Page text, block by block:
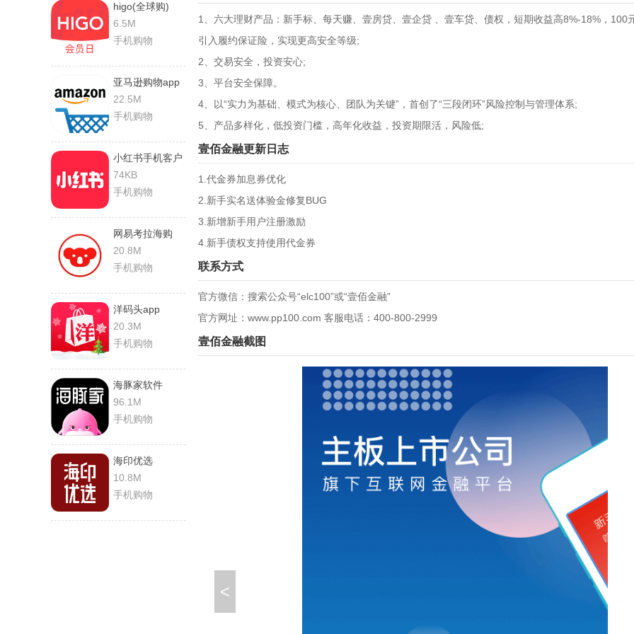
higo(全球购)
6.5M
手机购物
亚马逊购物app
22.5M
手机购物
小红书手机客户
端
74KB
手机购物
网易考拉海购
20.8M
手机购物
洋码头app
20.3M
手机购物
海豚家软件
96.1M
手机购物
海印优选
10.8M
手机购物
1、六大理财产品：新手标、每天赚、壹房贷、壹企贷 、壹车贷、债权，短期收益高8%-18%，100
引入履约保证险，实现更高安全等级;
2、交易安全，投资安心;
3、平台安全保障。
4、以“实力为基础、模式为核心、团队为关键”，首创了“三段闭环”风险控制与管理体系;
5、产品多样化，低投资门槛，高年化收益，投资期限活，风险低;
壹佰金融更新日志
1.代金券加息券优化
2.新手实名送体验金修复BUG
3.新增新手用户注册激励
4.新手债权支持使用代金券
联系方式
官方微信：搜索公众号“elc100”或“壹佰金融”
官方网址：www.pp100.com 客服电话：400-800-2999
壹佰金融截图
<